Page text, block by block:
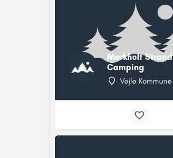
Mørkholt Strand
Camping
Vejle Kommune